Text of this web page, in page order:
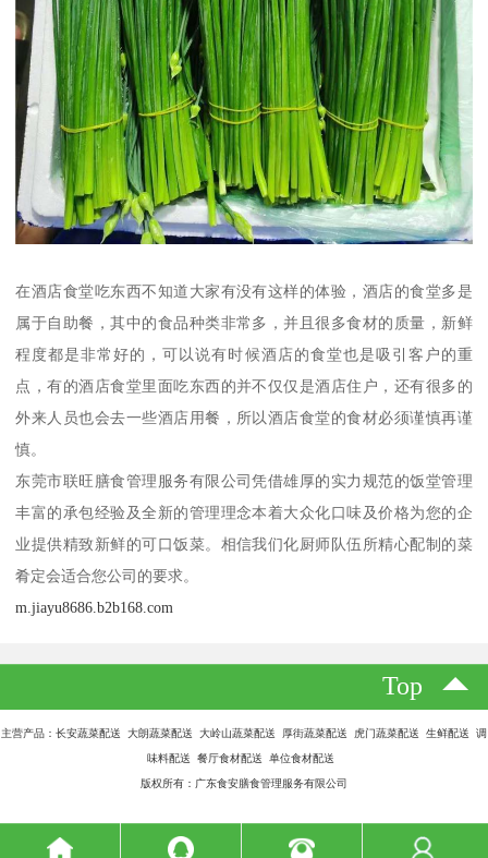
在酒店食堂吃东西不知道大家有没有这样的体验，酒店的食堂多是
属于自助餐，其中的食品种类非常多，并且很多食材的质量，新鲜
程度都是非常好的，可以说有时候酒店的食堂也是吸引客户的重
点，有的酒店食堂里面吃东西的并不仅仅是酒店住户，还有很多的
外来人员也会去一些酒店用餐，所以酒店食堂的食材必须谨慎再谨
慎。
东莞市联旺膳食管理服务有限公司凭借雄厚的实力规范的饭堂管理
丰富的承包经验及全新的管理理念本着大众化口味及价格为您的企
业提供精致新鲜的可口饭菜。相信我们化厨师队伍所精心配制的菜
肴定会适合您公司的要求。
m.jiayu8686.b2b168.com
Top
主营产品：长安蔬菜配送 大朗蔬菜配送 大岭山蔬菜配送 厚街蔬菜配送 虎门蔬菜配送 生鲜配送 调
味料配送 餐厅食材配送 单位食材配送
版权所有：广东食安膳食管理服务有限公司